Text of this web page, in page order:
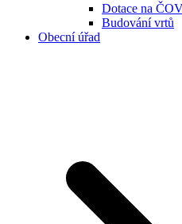
Dotace na
Budování vrtů
Obecní úřad